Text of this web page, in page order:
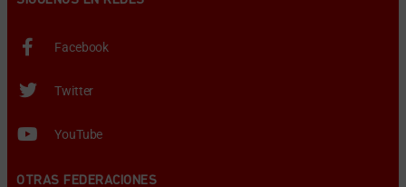
Facebook
Twitter
YouTube
OTRAS FEDERACIONES